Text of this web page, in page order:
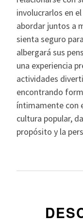
involucrarlos en
abordar juntos a
sienta seguro
albergará sus
una experiencia
actividades
encontrando
íntimamente con
cultura popular,
propósito y la